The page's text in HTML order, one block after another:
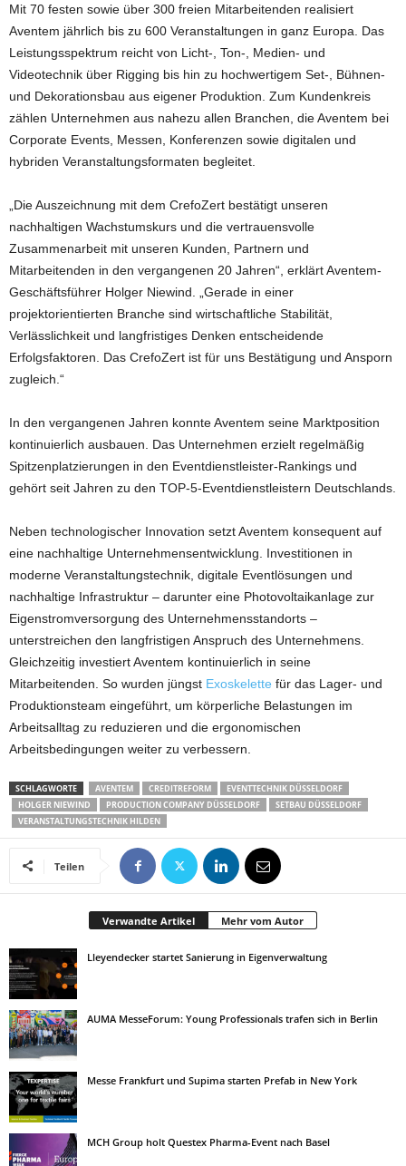
Mit 70 festen sowie über 300 freien Mitarbeitenden realisiert
Aventem jährlich bis zu 600 Veranstaltungen in ganz Europa. Das
Leistungsspektrum reicht von Licht-, Ton-, Medien- und
Videotechnik über Rigging bis hin zu hochwertigem Set-, Bühnen-
und Dekorationsbau aus eigener Produktion. Zum Kundenkreis
zählen Unternehmen aus nahezu allen Branchen, die Aventem bei
Corporate Events, Messen, Konferenzen sowie digitalen und
hybriden Veranstaltungsformaten begleitet.
„Die Auszeichnung mit dem CrefoZert bestätigt unseren
nachhaltigen Wachstumskurs und die vertrauensvolle
Zusammenarbeit mit unseren Kunden, Partnern und
Mitarbeitenden in den vergangenen 20 Jahren“, erklärt Aventem-
Geschäftsführer Holger Niewind. „Gerade in einer
projektorientierten Branche sind wirtschaftliche Stabilität,
Verlässlichkeit und langfristiges Denken entscheidende
Erfolgsfaktoren. Das CrefoZert ist für uns Bestätigung und Ansporn
zugleich.“
In den vergangenen Jahren konnte Aventem seine Marktposition
kontinuierlich ausbauen. Das Unternehmen erzielt regelmäßig
Spitzenplatzierungen in den Eventdienstleister-Rankings und
gehört seit Jahren zu den TOP-5-Eventdienstleistern Deutschlands.
Neben technologischer Innovation setzt Aventem konsequent auf
eine nachhaltige Unternehmensentwicklung. Investitionen in
moderne Veranstaltungstechnik, digitale Eventlösungen und
nachhaltige Infrastruktur – darunter eine Photovoltaikanlage zur
Eigenstromversorgung des Unternehmensstandorts –
unterstreichen den langfristigen Anspruch des Unternehmens.
Gleichzeitig investiert Aventem kontinuierlich in seine
Mitarbeitenden. So wurden jüngst Exoskelette für das Lager- und
Produktionsteam eingeführt, um körperliche Belastungen im
Arbeitsalltag zu reduzieren und die ergonomischen
Arbeitsbedingungen weiter zu verbessern.
SCHLAGWORTE AVENTEM CREDITREFORM
EVENTTECHNIK DÜSSELDORF
HOLGER NIEWIND
PRODUCTION COMPANY DÜSSELDORF
SETBAU DÜSSELDORF
VERANSTALTUNGSTECHNIK HILDEN
Teilen
Verwandte Artikel Mehr vom Autor
Lleyendecker startet Sanierung in Eigenverwaltung
AUMA MesseForum: Young Professionals trafen sich in Berlin
Messe Frankfurt und Supima starten Prefab in New York
MCH Group holt Questex Pharma-Event nach Basel